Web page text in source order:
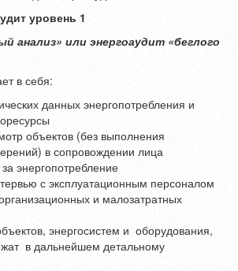
уровень 1
анализ» или энергоаудит «беглого
в себя:
данных энергопотребления и
объектов (без выполнения
в сопровождении лица
за энергопотребление
с эксплуатационным персоналом
и малозатратных
энергосистем и оборудования,
в дальнейшем детальному